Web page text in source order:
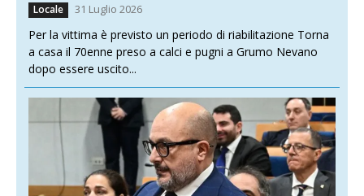
Locale 31 Luglio 2026
Per la vittima è previsto un periodo di riabilitazione Torna
a casa il 70enne preso a calci e pugni a Grumo Nevano
dopo essere uscito...